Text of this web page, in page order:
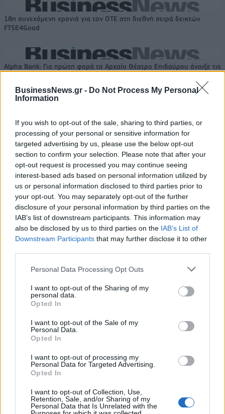
BusinessNews.gr - Do Not Process My Personal
Information
If you wish to opt-out of the sale, sharing to third parties, or
processing of your personal or sensitive information for
targeted advertising by us, please use the below opt-out
section to confirm your selection. Please note that after your
opt-out request is processed you may continue seeing
interest-based ads based on personal information utilized by
us or personal information disclosed to third parties prior to
your opt-out. You may separately opt-out of the further
disclosure of your personal information by third parties on the
IAB’s list of downstream participants. This information may
also be disclosed by us to third parties on the IAB’s List of
Downstream Participants that may further disclose it to other
Personal Data Processing Opt Outs
I want to opt-out of the Sharing of my
personal data.
Opted In
I want to opt-out of the Sale of my
Personal Data.
Opted In
I want to opt-out of processing my
Personal Data for Targeted Advertising.
Opted In
I want to opt-out of Collection, Use,
Retention, Sale, and/or Sharing of my
Personal Data that Is Unrelated with the
18η συνεχόμενη χρονιά για τον ΟΤΕ στη διεθνή σειρά δεικτών
FTSE4Good
Alpha Bank: Για πρώτη φορά το Αρχαίο Θέατρο Επιδαύρου άνοιξε τις
ΠΕΡΙΣΣΌΤΕΡΑ ΣΕ ΑΥΤΉ ΤΗΝ ΚΑΤΗΓΟΡΊΑ
Αεροπορικές συμμαχίες
τάσσονται υπερ μιας
παγκοσμίως προσέγγισης
για τα διαγνωστικά τεστ
13/11/2020 - 16:22
Ο ΣΕΒ αποχαιρετά τον
Θεόδωρο Παπαλεξόπουλο
14/11/2020 - 11:47